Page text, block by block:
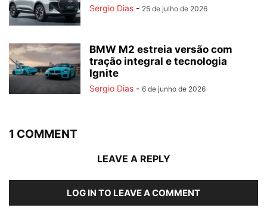
Sergio Dias - 25 de julho de 2026
BMW M2 estreia versão com
tração integral e tecnologia
Ignite
Sergio Dias - 6 de junho de 2026
1 COMMENT
LEAVE A REPLY
LOG IN TO LEAVE A COMMENT